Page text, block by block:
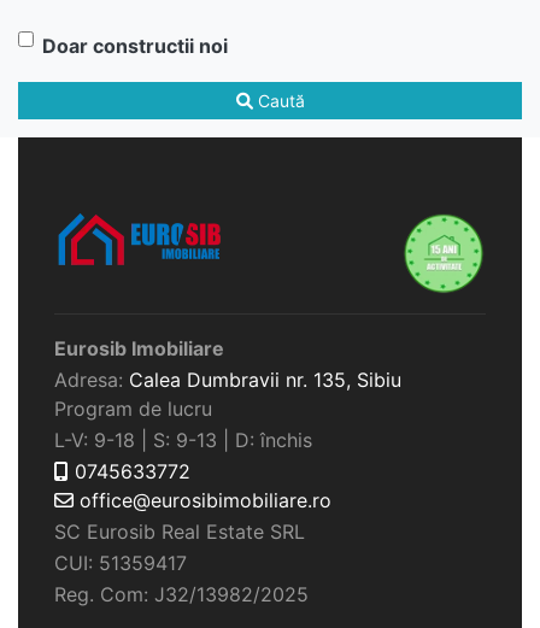
Doar constructii noi
Caută
Eurosib Imobiliare
Adresa: Calea Dumbravii nr. 135, Sibiu
Program de lucru
L-V: 9-18 | S: 9-13 | D: închis
0745633772
office@eurosibimobiliare.ro
SC Eurosib Real Estate SRL
CUI: 51359417
Reg. Com: J32/13982/2025